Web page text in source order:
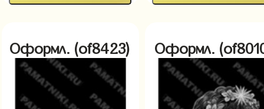
Оформл. (of8423) Оформл.